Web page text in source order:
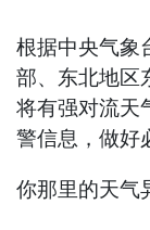
根据中央气象
部、东北地区
将有强对流天
警信息，做好
你那里的天气